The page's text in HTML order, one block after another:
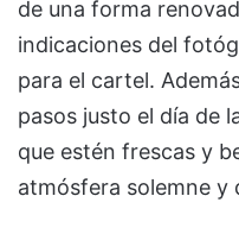
de una forma
indicaciones del
para el cartel.
pasos justo el día de
que estén frescas y
atmósfera solemne y